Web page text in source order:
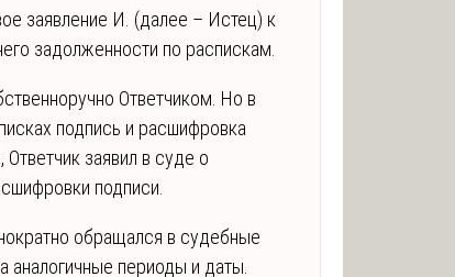
заявление И. (далее – Истец) к
задолженности по распискам.
Ответчиком. Но в
подпись и расшифровка
заявил в суде о
подписи.
обращался в судебные
аналогичные периоды и даты.